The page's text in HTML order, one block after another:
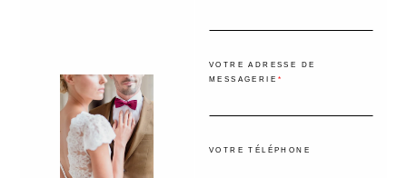
VOTRE ADRESSE DE
MESSAGERIE
VOTRE TÉLÉPHONE